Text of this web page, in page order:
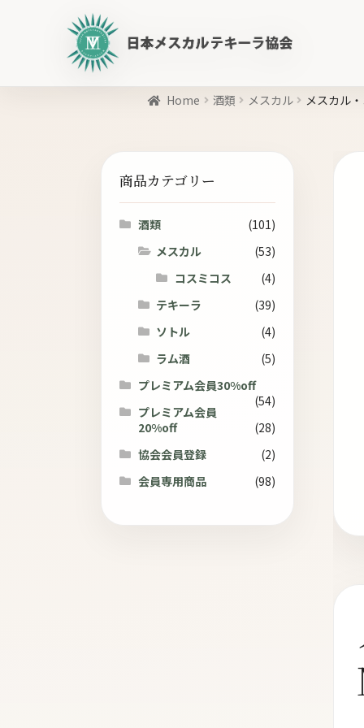
本
カ
ー
ラ
会
式
WEB
サ
ト
Home 酒類 メスカル メスカル
商品カテゴリー
酒類
(101)
メスカル
(53)
コスミコス
(4)
テキーラ
(39)
ソトル
(4)
ラム酒
(5)
プレミアム会員30%off
(54)
プレミアム会員
20%off
(28)
協会会員登録
(2)
会員専用商品
(98)